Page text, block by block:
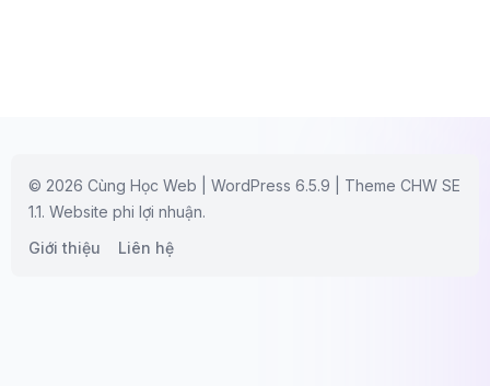
© 2026 Cùng Học Web | WordPress 6.5.9 | Theme CHW SE
1.1. Website phi lợi nhuận.
Giới thiệu
Liên hệ